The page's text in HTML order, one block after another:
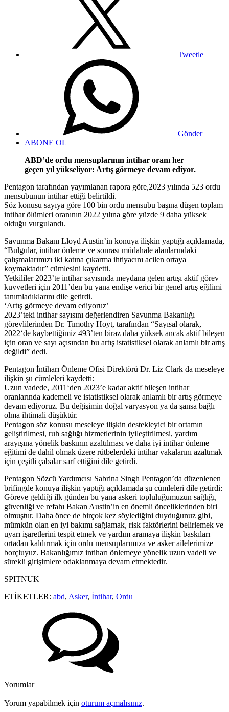
Tweetle
Gönder
ABONE OL
ABD’de ordu mensuplarının intihar oranı her
geçen yıl yükseliyor: Artış görmeye devam ediyor.
Pentagon tarafından yayımlanan rapora göre,2023 yılında 523 ordu
mensubunun intihar ettiği belirtildi.
Söz konusu sayıya göre 100 bin ordu mensubu başına düşen toplam
intihar ölümleri oranının 2022 yılına göre yüzde 9 daha yüksek
olduğu vurgulandı.
Savunma Bakanı Lloyd Austin’in konuya ilişkin yaptığı açıklamada,
“Bulgular, intihar önleme ve sonrası müdahale alanlarındaki
çalışmalarımızı iki katına çıkarma ihtiyacını acilen ortaya
koymaktadır” cümlesini kaydetti.
Yetkililer 2023’te intihar sayısında meydana gelen artışı aktif görev
kuvvetleri için 2011’den bu yana endişe verici bir genel artış eğilimi
tanımladıklarını dile getirdi.
‘Artış görmeye devam ediyoruz’
2023’teki intihar sayısını değerlendiren Savunma Bakanlığı
görevlilerinden Dr. Timothy Hoyt, tarafından “Sayısal olarak,
2022‘de kaybettiğimiz 493’ten biraz daha yüksek ancak aktif bileşen
için oran ve sayı açısından bu artış istatistiksel olarak anlamlı bir artış
değildi” dedi.
Pentagon İntiharı Önleme Ofisi Direktörü Dr. Liz Clark da meseleye
ilişkin şu cümleleri kaydetti:
Uzun vadede, 2011‘den 2023’e kadar aktif bileşen intihar
oranlarında kademeli ve istatistiksel olarak anlamlı bir artış görmeye
devam ediyoruz. Bu değişimin doğal varyasyon ya da şansa bağlı
olma ihtimali düşüktür.
Pentagon söz konusu meseleye ilişkin destekleyici bir ortamın
geliştirilmesi, ruh sağlığı hizmetlerinin iyileştirilmesi, yardım
arayışına yönelik baskının azaltılması ve daha iyi intihar önleme
eğitimi de dahil olmak üzere rütbelerdeki intihar vakalarını azaltmak
için çeşitli çabalar sarf ettiğini dile getirdi.
Pentagon Sözcü Yardımcısı Sabrina Singh Pentagon’da düzenlenen
brifingde konuya ilişkin yaptığı açıklamada şu cümleleri dile getirdi:
Göreve geldiği ilk günden bu yana askeri topluluğumuzun sağlığı,
güvenliği ve refahı Bakan Austin’in en önemli önceliklerinden biri
olmuştur. Daha önce de birçok kez söylediğini duyduğunuz gibi,
mümkün olan en iyi bakımı sağlamak, risk faktörlerini belirlemek ve
uyarı işaretlerini tespit etmek ve yardım aramaya ilişkin baskıları
ortadan kaldırmak için ordu mensuplarımıza ve asker ailelerimize
borçluyuz. Bakanlığımız intiharı önlemeye yönelik uzun vadeli ve
sürekli girişimlere odaklanmaya devam etmektedir.
SPITNUK
ETİKETLER: abd, Asker, İntihar, Ordu
Yorumlar
Yorum yapabilmek için oturum açmalısınız.